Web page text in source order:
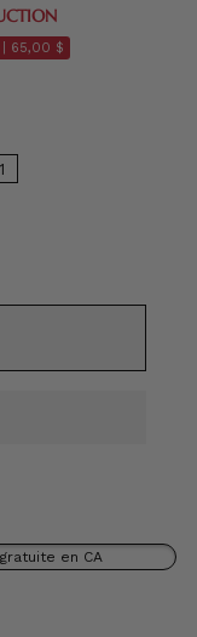
65,00 $
en CA